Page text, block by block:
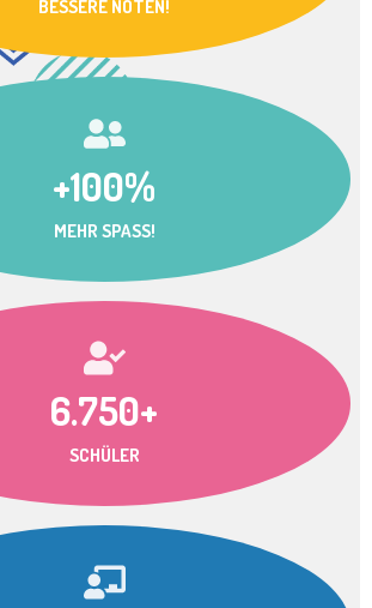
BESSERE NOTEN!
+100%
MEHR SPASS!
6.750+
SCHÜLER